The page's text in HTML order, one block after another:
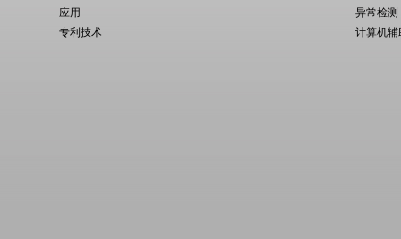
应用
专利技术
异常检测
计算机辅